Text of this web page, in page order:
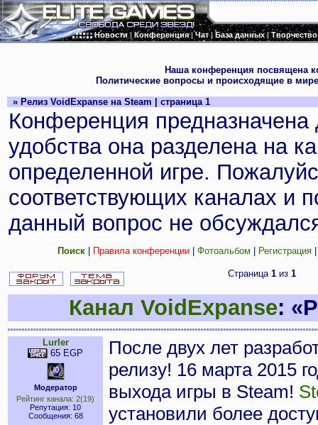
Новости|Конференция|Чат|База данных|Творчество
Наша конференция посвящена
Политические вопросы и происходящие в
» Релиз VoidExpanse на Steam | страница 1
Конференция
удобства она разделена на
определенной игре.
соответствующих каналах и
данный вопрос не
Поиск| Правила конференции| Фотоальбом Регистрация
Страница 1из 1
Канал VoidExpanse:
Lurler
65 EGP
Модератор
Рейтинг канала: 2(19)
Репутация: 10
Сообщения: 68
После двух лет
релизу! 16 марта 2015
выхода игры в Steam!
установили более